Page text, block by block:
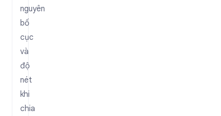
nguyên
bố
cục
và
độ
nét
khi
chia